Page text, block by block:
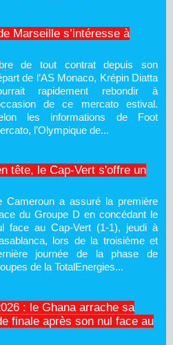
Marseille s’intéresse à
de tout contrat depuis son
de l’AS Monaco, Krépin Diatta
rapidement rebondir à
de ce mercato estival.
les informations de Foot
l’Olympique de...
tête, le Cap-Vert s'offre un
Cameroun a assuré la première
du Groupe D en concédant le
face au Cap-Vert (1-1), jeudi à
lors de la troisième et
journée de la phase de
de la TotalEnergies...
: le Ghana arrache sa
finale après son nul face au